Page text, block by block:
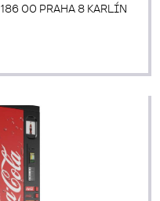
00 PRAHA 8 KARLÍN